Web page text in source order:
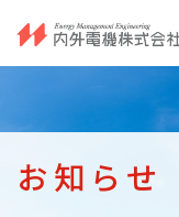
お知らせ